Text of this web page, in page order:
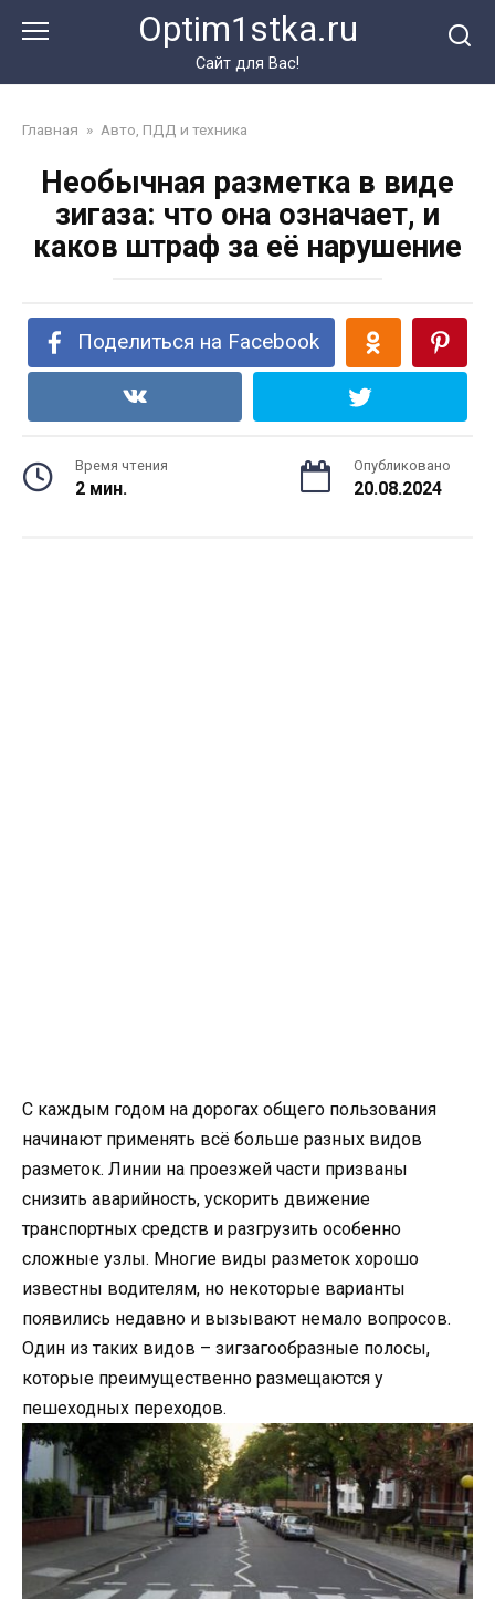
Optim1stka.ru
Сайт для Вас!
Главная » Авто, ПДД и техника
Необычная разметка в виде
зигаза: что она означает, и
каков штраф за её нарушение
Поделиться на Facebook
Время чтения
2 мин.
Опубликовано
20.08.2024
С каждым годом на дорогах общего пользования
начинают применять всё больше разных видов
разметок. Линии на проезжей части призваны
снизить аварийность, ускорить движение
транспортных средств и разгрузить особенно
сложные узлы. Многие виды разметок хорошо
известны водителям, но некоторые варианты
появились недавно и вызывают немало вопросов.
Один из таких видов – зигзагообразные полосы,
которые преимущественно размещаются у
пешеходных переходов.